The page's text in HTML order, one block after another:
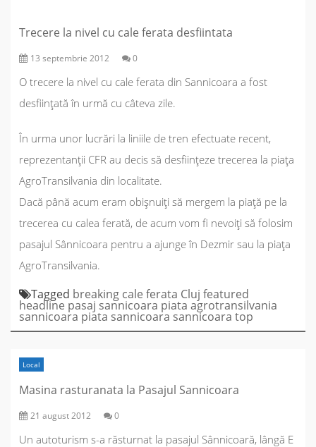
Trecere la nivel cu cale ferata desfiintata
13 septembrie 2012 0
O trecere la nivel cu cale ferata din Sannicoara a fost
desființată în urmă cu câteva zile.
În urma unor lucrări la liniile de tren efectuate recent,
reprezentanții CFR au decis să desființeze trecerea la piața
AgroTransilvania din localitate.
Dacă până acum eram obișnuiți să mergem la piață pe la
trecerea cu calea ferată, de acum vom fi nevoiți să folosim
pasajul Sânnicoara pentru a ajunge în Dezmir sau la piața
AgroTransilvania.
Tagged breaking cale ferata Cluj featured
headline pasaj sannicoara piata agrotransilvania
sannicoara piata sannicoara sannicoara top
Local
Masina rasturanata la Pasajul Sannicoara
21 august 2012 0
Un autoturism s-a răsturnat la pasajul Sânnicoară, lângă E